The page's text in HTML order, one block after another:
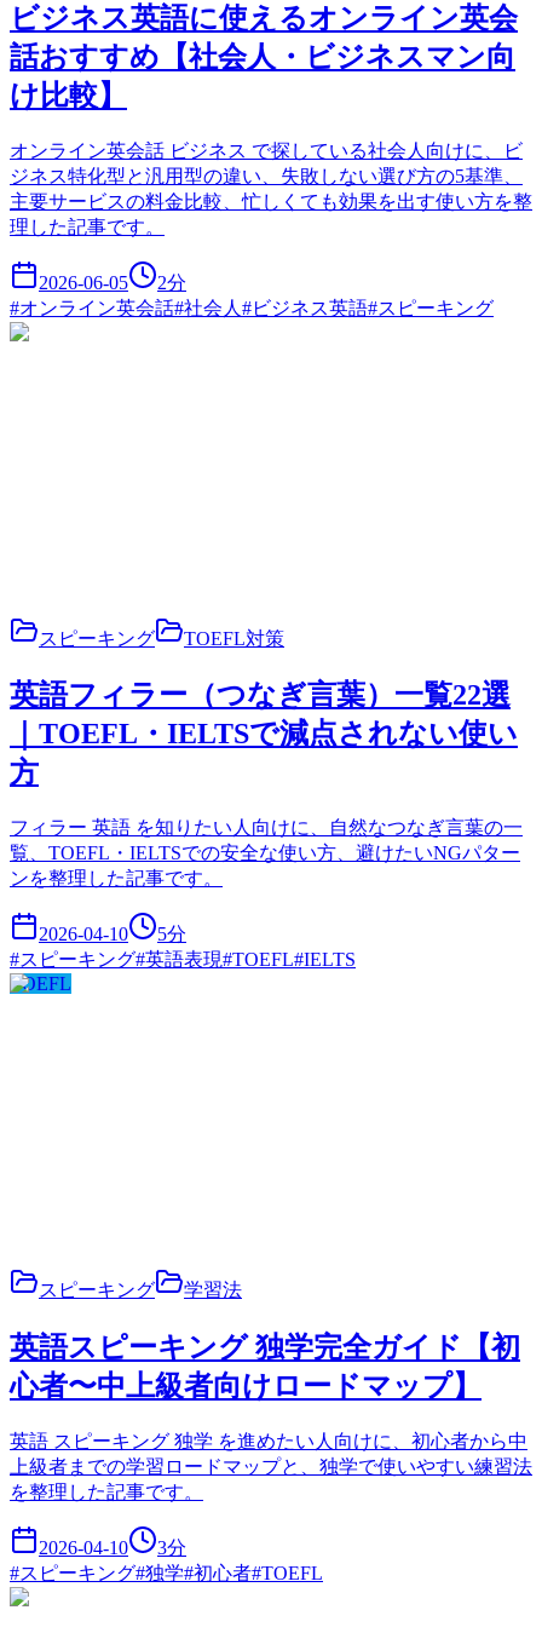
ビジネス英語に使えるオンライン英会
話おすすめ【社会人・ビジネスマン向
け比較】
オンライン英会話 ビジネス で探している社会人向けに、ビ
ジネス特化型と汎用型の違い、失敗しない選び方の5基準、
主要サービスの料金比較、忙しくても効果を出す使い方を整
理した記事です。
2026-06-05 2分
#オンライン英会話#社会人 #ビジネス英語#スピーキング
スピーキング TOEFL対策
英語フィラー（つなぎ言葉）一覧22選
｜TOEFL・IELTSで減点されない使い
方
フィラー 英語 を知りたい人向けに、自然なつなぎ言葉の一
覧、TOEFL・IELTSでの安全な使い方、避けたいNGパター
ンを整理した記事です。
2026-04-10 5分
#スピーキング#英語表現#TOEFL#IELTS
TOEFL
スピーキング 学習法
英語スピーキング 独学完全ガイド【初
心者〜中上級者向けロードマップ】
英語 スピーキング 独学 を進めたい人向けに、初心者から中
上級者までの学習ロードマップと、独学で使いやすい練習法
を整理した記事です。
2026-04-10 3分
#スピーキング#独学#初心者#TOEFL